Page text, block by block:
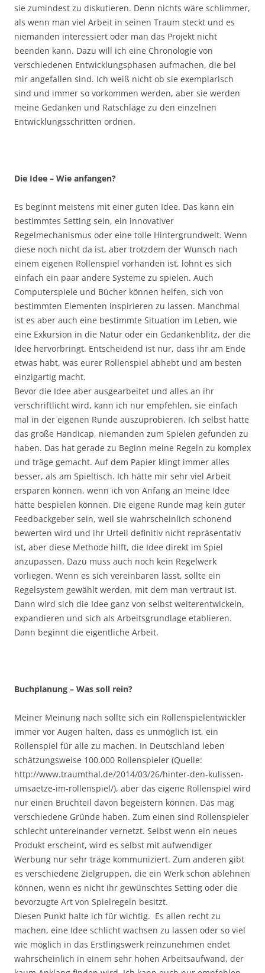
sie zumindest zu diskutieren. Denn nichts wäre schlimmer,
als wenn man viel Arbeit in seinen Traum steckt und es
niemanden interessiert oder man das Projekt nicht
beenden kann. Dazu will ich eine Chronologie von
verschiedenen Entwicklungsphasen aufmachen, die bei
mir angefallen sind. Ich weiß nicht ob sie exemplarisch
sind und immer so vorkommen werden, aber sie werden
meine Gedanken und Ratschläge zu den einzelnen
Entwicklungsschritten ordnen.
Die Idee – Wie anfangen?
Es beginnt meistens mit einer guten Idee. Das kann ein
bestimmtes Setting sein, ein innovativer
Regelmechanismus oder eine tolle Hintergrundwelt. Wenn
diese noch nicht da ist, aber trotzdem der Wunsch nach
einem eigenen Rollenspiel vorhanden ist, lohnt es sich
einfach ein paar andere Systeme zu spielen. Auch
Computerspiele und Bücher können helfen, sich von
bestimmten Elementen inspirieren zu lassen. Manchmal
ist es aber auch eine bestimmte Situation im Leben, wie
eine Exkursion in die Natur oder ein Gedankenblitz, der die
Idee hervorbringt. Entscheidend ist nur, dass ihr am Ende
etwas habt, was eurer Rollenspiel abhebt und am besten
einzigartig macht.
Bevor die Idee aber ausgearbeitet und alles an ihr
verschriftlicht wird, kann ich nur empfehlen, sie einfach
mal in der eigenen Runde auszuprobieren. Ich selbst hatte
das große Handicap, niemanden zum Spielen gefunden zu
haben. Das hat gerade zu Beginn meine Regeln zu komplex
und träge gemacht. Auf dem Papier klingt immer alles
besser, als am Spieltisch. Ich hätte mir sehr viel Arbeit
ersparen können, wenn ich von Anfang an meine Idee
hätte bespielen können. Die eigene Runde mag kein guter
Feedbackgeber sein, weil sie wahrscheinlich schonend
bewerten wird und ihr Urteil definitiv nicht repräsentativ
ist, aber diese Methode hilft, die Idee direkt im Spiel
anzupassen. Dazu muss auch noch kein Regelwerk
vorliegen. Wenn es sich vereinbaren lässt, sollte ein
Regelsystem gewählt werden, mit dem man vertraut ist.
Dann wird sich die Idee ganz von selbst weiterentwickeln,
expandieren und sich als Arbeitsgrundlage etablieren.
Dann beginnt die eigentliche Arbeit.
Buchplanung – Was soll rein?
Meiner Meinung nach sollte sich ein Rollenspielentwickler
immer vor Augen halten, dass es unmöglich ist, ein
Rollenspiel für alle zu machen. In Deutschland leben
schätzungsweise 100.000 Rollenspieler (Quelle:
http://www.traumthal.de/2014/03/26/hinter-den-kulissen-
umsaetze-im-rollenspiel/), aber das eigene Rollenspiel wird
nur einen Bruchteil davon begeistern können. Das mag
verschiedene Gründe haben. Zum einen sind Rollenspieler
schlecht untereinander vernetzt. Selbst wenn ein neues
Produkt erscheint, wird es selbst mit aufwendiger
Werbung nur sehr träge kommuniziert. Zum anderen gibt
es verschiedene Zielgruppen, die ein Werk schon ablehnen
können, wenn es nicht ihr gewünschtes Setting oder die
bevorzugte Art von Spielregeln besitzt.
Diesen Punkt halte ich für wichtig. Es allen recht zu
machen, eine Idee schlicht wachsen zu lassen oder so viel
wie möglich in das Erstlingswerk reinzunehmen endet
wahrscheinlich in einem sehr hohen Arbeitsaufwand, der